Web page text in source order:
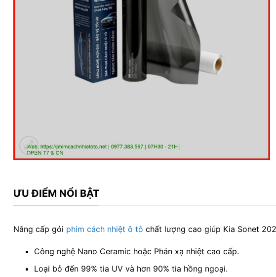
ƯU ĐIỂM NỔI BẬT
Nâng cấp gói phim cách nhiệt ô tô chất lượng cao giúp Kia Sonet
Công nghệ Nano Ceramic hoặc Phản xạ nhiệt cao cấp.
Loại bỏ đến 99% tia UV và hơn 90% tia hồng ngoại.